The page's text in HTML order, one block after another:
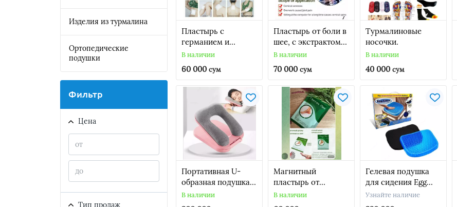
Изделия из турмалина
Ортопедические
подушки
Фильтр
Цена
Тип продаж
Пластырь с
германием и
хитозаном
Germanium &
chitosan
В наличии
60 000сум
Пластырь от боли в
шее, с экстрактом
полыни, 12 шт.
В наличии
70 000сум
Турмалиновые
носочки.
В наличии
40 000сум
Портативная U-
образная подушка
для сна
В наличии
Магнитный
пластырь от
пяточной шпоры
«Гэнтон Пин»
В наличии
Гелевая подушка
для сидения Egg
Sitter
ортопедическая +
Узнайте наличие